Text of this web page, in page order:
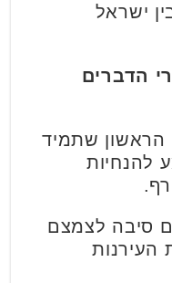
ישראל
הדברים
הראשון שתמיד
להנחיות
סיבה לצמצם